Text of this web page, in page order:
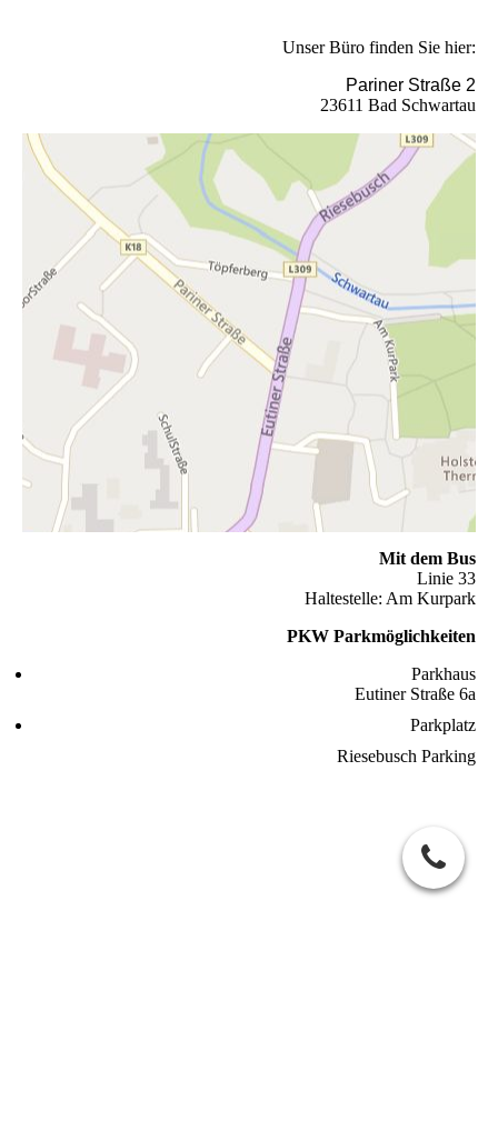
Unser Büro finden Sie hier:
Pariner Straße 2
23611 Bad Schwartau
Mit dem Bus
Linie 33
Haltestelle: Am Kurpark
PKW Parkmöglichkeiten
Parkhaus
Eutiner Straße 6a
Parkplatz
Riesebusch Parking